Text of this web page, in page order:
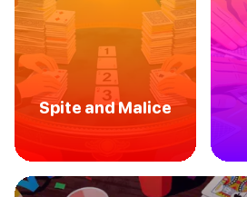
Spite and Malice